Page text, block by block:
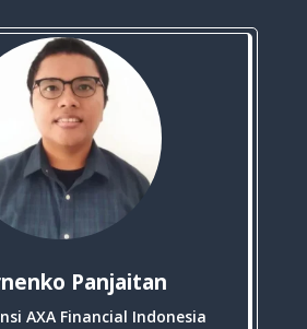
Panjaitan
AXA Financial Indonesia